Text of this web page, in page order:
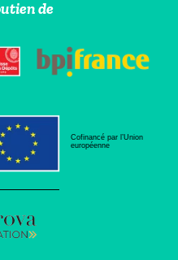
de
Cofinancé par l’Union
européenne